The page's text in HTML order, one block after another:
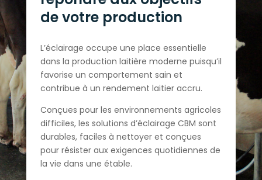
de votre production
L’éclairage occupe une place essentielle
dans la production laitière moderne puisqu’il
favorise un comportement sain et
contribue à un rendement laitier accru.
Conçues pour les environnements agricoles
difficiles, les solutions d’éclairage CBM sont
durables, faciles à nettoyer et conçues
pour résister aux exigences quotidiennes de
la vie dans une étable.